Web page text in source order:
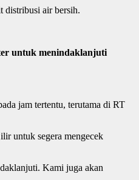
distribusi air bersih.
untuk menindaklanjuti
jam tertentu, terutama di RT
untuk segera mengecek
Kami juga akan